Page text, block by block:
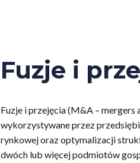
Fuzje i
Fuzje i przejęcia (M&A –
wykorzystywane przez
rynkowej oraz optymalizacji
dwóch lub więcej podmiotów